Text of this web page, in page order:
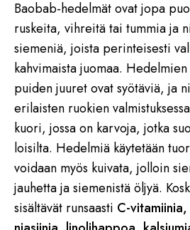
Baobab-hedelmät ovat jopa
ruskeita, vihreitä tai tummia ja
siemeniä, joista perinteisesti
kahvimaista juomaa.
puiden juuret ovat syötäviä, ja
erilaisten ruokien
kuori, jossa on karvoja, jotka
loisilta. Hedelmiä käytetään
voidaan myös kuivata, jolloin
jauhetta ja siemenistä öljyä.
sisältävät runsaasti C-